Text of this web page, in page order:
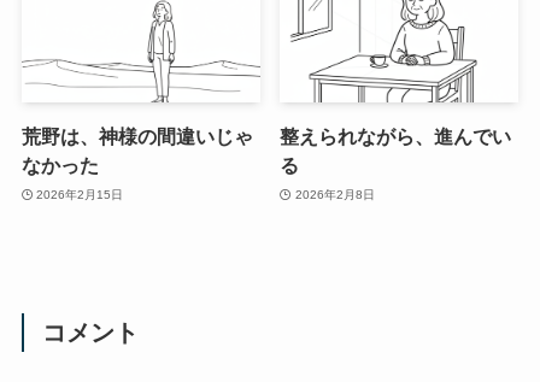
荒野は、神様の間違いじゃ
なかった
2026年2月15日
整えられながら、進んでい
る
2026年2月8日
コメント